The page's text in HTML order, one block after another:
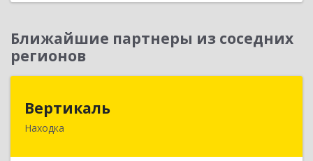
Ближайшие партнеры из соседних
регионов
Вертикаль
Находка